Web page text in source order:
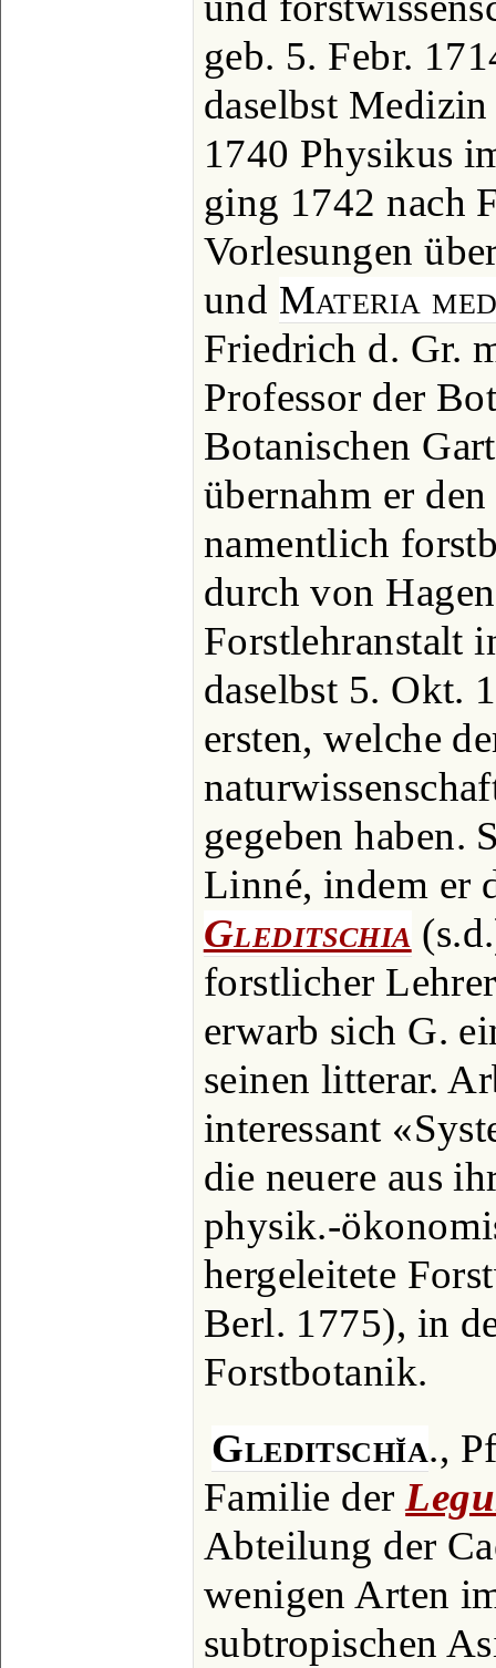
geb. 5. Febr.
daselbst
1740 Physikus
ging 1742 nach
Vorlesungen
und Materia
Friedrich d. Gr.
Professor der
Botanischen
übernahm er
namentlich
durch von
Forstlehranstalt
daselbst 5. Okt.
ersten, welche
gegeben haben.
Linné, indem er
Gleditschia
forstlicher
erwarb sich G.
seinen litterar.
interessant
die neuere aus
physik.-
hergeleitete
Berl. 1775), in
Forstbotanik.
Gleditschĭa.,
Familie der
Abteilung der
wenigen Arten
subtropischen